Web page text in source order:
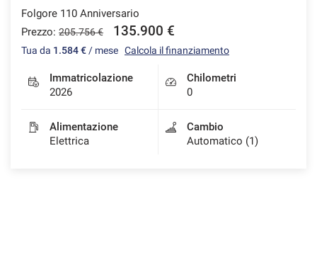
Folgore 110 Anniversario
Prezzo: 205.756 € 135.900 €
Tua da 1.584 € / mese Calcola il finanziamento
Immatricolazione
2026
Chilometri
0
Alimentazione
Elettrica
Cambio
Automatico (1)
Cookie per il miglioramento dell'esperienza utente